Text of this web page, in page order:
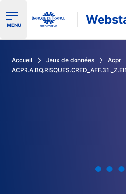
Ouvrir le menu de navigation
MENU
Accueil Jeux de données
Acpr